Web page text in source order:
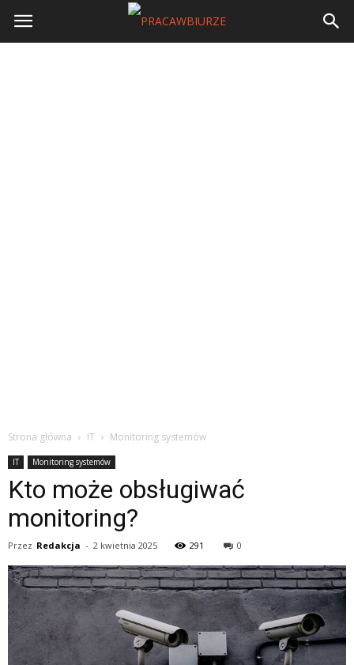
Strona główna IT Monitoring systemów
IT Monitoring systemów
Kto może obsługiwać
monitoring?
Przez Redakcja - 2 kwietnia 2025 291 0